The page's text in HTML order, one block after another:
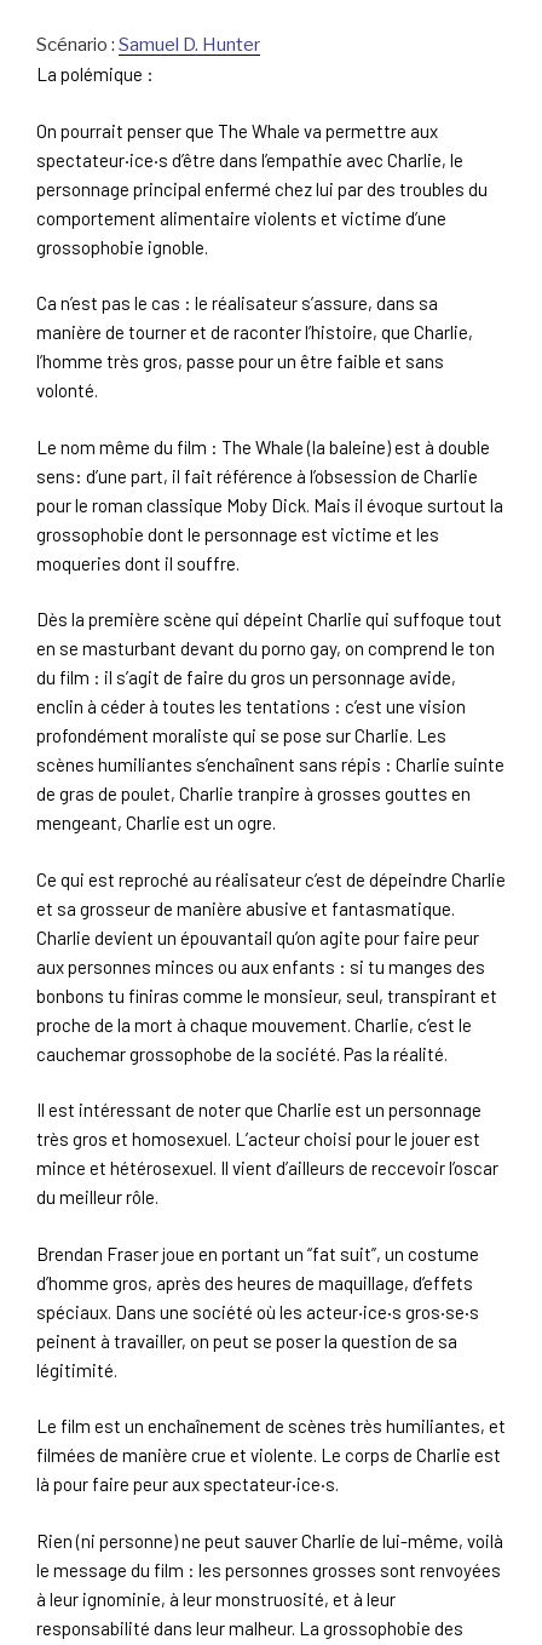
Scénario : Samuel D. Hunter
La polémique :
On pourrait penser que The Whale va permettre aux
spectateur‧ice‧s d’être dans l’empathie avec Charlie, le
personnage principal enfermé chez lui par des troubles du
comportement alimentaire violents et victime d’une
grossophobie ignoble.
Ca n’est pas le cas : le réalisateur s’assure, dans sa
manière de tourner et de raconter l’histoire, que Charlie,
l’homme très gros, passe pour un être faible et sans
volonté.
Le nom même du film : The Whale (la baleine) est à double
sens: d’une part, il fait référence à l’obsession de Charlie
pour le roman classique Moby Dick. Mais il évoque surtout la
grossophobie dont le personnage est victime et les
moqueries dont il souffre.
Dès la première scène qui dépeint Charlie qui suffoque tout
en se masturbant devant du porno gay, on comprend le ton
du film : il s’agit de faire du gros un personnage avide,
enclin à céder à toutes les tentations : c’est une vision
profondément moraliste qui se pose sur Charlie. Les
scènes humiliantes s’enchaînent sans répis : Charlie suinte
de gras de poulet, Charlie tranpire à grosses gouttes en
mengeant, Charlie est un ogre.
Ce qui est reproché au réalisateur c’est de dépeindre Charlie
et sa grosseur de manière abusive et fantasmatique.
Charlie devient un épouvantail qu’on agite pour faire peur
aux personnes minces ou aux enfants : si tu manges des
bonbons tu finiras comme le monsieur, seul, transpirant et
proche de la mort à chaque mouvement. Charlie, c’est le
cauchemar grossophobe de la société. Pas la réalité.
Il est intéressant de noter que Charlie est un personnage
très gros et homosexuel. L’acteur choisi pour le jouer est
mince et hétérosexuel. Il vient d’ailleurs de reccevoir l’oscar
du meilleur rôle.
Brendan Fraser joue en portant un “fat suit”, un costume
d’homme gros, après des heures de maquillage, d’effets
spéciaux. Dans une société où les acteur‧ice‧s gros‧se‧s
peinent à travailler, on peut se poser la question de sa
légitimité.
Le film est un enchaînement de scènes très humiliantes, et
filmées de manière crue et violente. Le corps de Charlie est
là pour faire peur aux spectateur‧ice‧s.
Rien (ni personne) ne peut sauver Charlie de lui-même, voilà
le message du film : les personnes grosses sont renvoyées
à leur ignominie, à leur monstruosité, et à leur
responsabilité dans leur malheur. La grossophobie des